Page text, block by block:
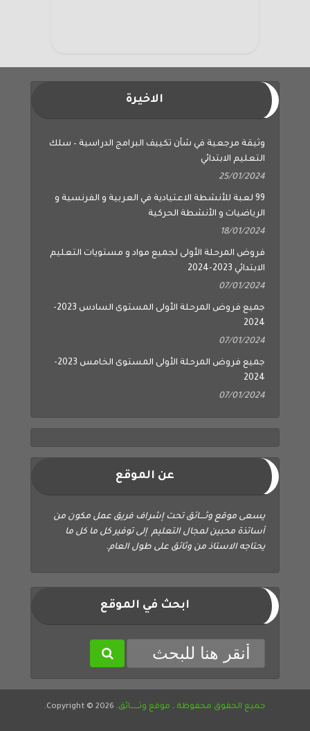
الاخيرة
وثيقة مرجعية في شأن تكييف البرامج الدراسية – سلك
التعليم الابتدائي
25/01/2024
99 لعبة للأنشطة الاعتيادية في العربية و الفرنسية و
الرياضيات و الأنشطة الحركية
18/01/2024
فروض المرحلة الأولى لجميع مواد و مستويات التعليم
الابتدائي 2023-2024
07/01/2024
جميع فروض المرحلة الأولى المستوى السادس 2023-
2024
07/01/2024
جميع فروض المرحلة الأولى المستوى الخامس 2023-
2024
07/01/2024
عن الموقع
يسعى موقع وثــــائق تحت إشراف فريق عمل مكون من
أساتذة محبين لمجال التعليم إلى توفير كل ما كل ما
يحتاجه الاستاذ من وثائق على طول العام.
ابحث في الموقع
جميع الحقوق محفوظة . موقع وثــــــائق. Copyright © 2026.